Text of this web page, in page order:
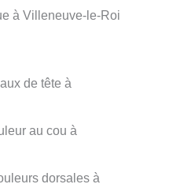
à Villeneuve-le-Roi
de tête à
au cou à
dorsales à